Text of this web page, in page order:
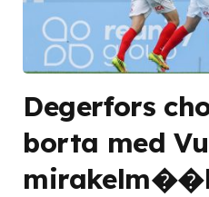
Degerfors
borta med